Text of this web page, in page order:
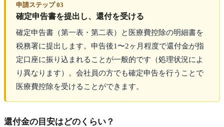
申請ステップ 03
確定申告書を提出し、還付を受ける
確定申告書（第一表・第二表）と医療費控除の明細書を
税務署に提出します。申告後1〜2ヶ月程度で還付金が指
定口座に振り込まれることが一般的です（処理状況によ
り異なります）。会社員の方でも確定申告を行うことで
医療費控除を受けることができます。
還付金の目安はどのくらい？